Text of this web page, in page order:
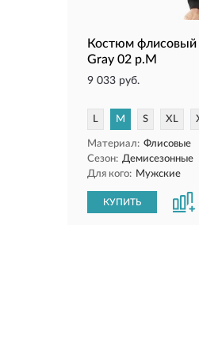
Костюм флисовый
Gray 02 р.M
9 033 руб.
L M S XL
Материал: Флисовые
Сезон: Демисезонные
Для кого: Мужские
КУПИТЬ